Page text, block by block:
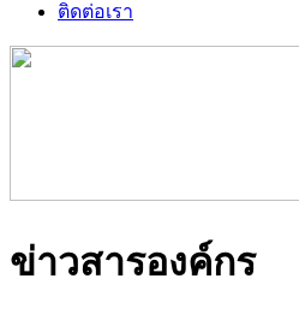
ติดต่อเรา
ข่าวสารองค์กร